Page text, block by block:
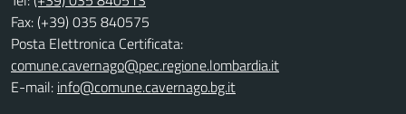
Fax: (+39) 035 840575
Posta Elettronica Certificata:
comune.cavernago@pec.regione.lombardia.it
E-mail: info@comune.cavernago.bg.it